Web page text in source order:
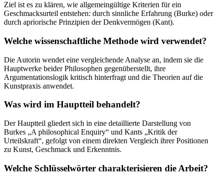
Ziel ist es zu klären, wie allgemeingültige Kriterien für ein
Geschmacksurteil entstehen: durch sinnliche Erfahrung (Burke) oder
durch apriorische Prinzipien der Denkvermögen (Kant).
Welche wissenschaftliche Methode wird verwendet?
Die Autorin wendet eine vergleichende Analyse an, indem sie die
Hauptwerke beider Philosophen gegenüberstellt, ihre
Argumentationslogik kritisch hinterfragt und die Theorien auf die
Kunstpraxis anwendet.
Was wird im Hauptteil behandelt?
Der Hauptteil gliedert sich in eine detaillierte Darstellung von
Burkes „A philosophical Enquiry“ und Kants „Kritik der
Urteilskraft“, gefolgt von einem direkten Vergleich ihrer Positionen
zu Kunst, Geschmack und Erkenntnis.
Welche Schlüsselwörter charakterisieren die Arbeit?